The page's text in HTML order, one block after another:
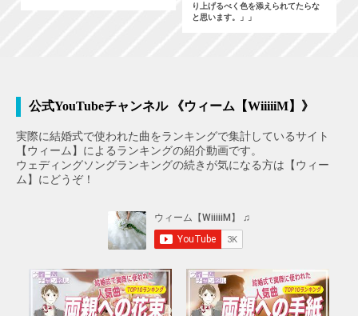
り上げるべく色を添えられてたらな
と思います。」」
公式YouTubeチャンネル 《ウィーム【WiiiiiM】》
実際に結婚式で使われた曲をランキングで集計しているサイト
【ウィーム】によるランキングの紹介動画です。
ウェディングソングランキングの続きが気になる方は【ウィー
ム】にどうぞ！